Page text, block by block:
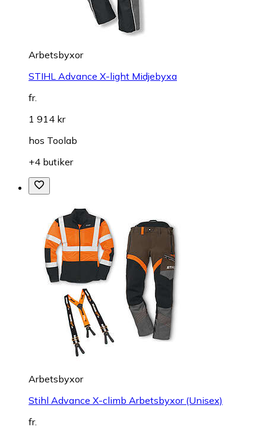
Arbetsbyxor
STIHL Advance X-light Midjebyxa
fr.
1 914 kr
hos Toolab
+4 butiker
Arbetsbyxor
Stihl Advance X-climb Arbetsbyxor (Unisex)
fr.